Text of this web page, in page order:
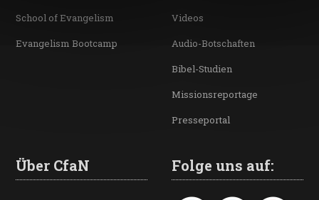
School of Evangelism
Evangelism Bootcamp
Videos
Audio-Botschaften
Bibel-Studien
Missionsreportage
Presseportal
Über CfaN Folge uns auf: